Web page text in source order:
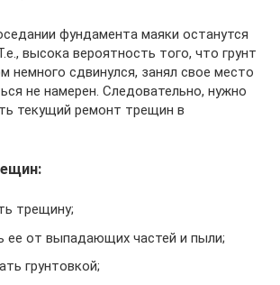
фундамента маяки останутся
высока вероятность того, что грунт
немного сдвинулся, занял свое место
не намерен. Следовательно, нужно
текущий ремонт трещин в
трещину;
ее от выпадающих частей и пыли;
грунтовкой;